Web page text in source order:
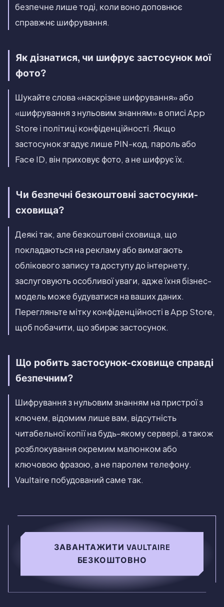
безпечне лише тоді, коли воно доповнює
справжнє шифрування.
Як дізнатися, чи шифрує застосунок мої
фото?
Шукайте слова «наскрізне шифрування» або
«шифрування з нульовим знанням» в описі App
Store і політиці конфіденційності. Якщо
застосунок згадує лише PIN-код, пароль або
Face ID, він приховує фото, а не шифрує їх.
Чи безпечні безкоштовні застосунки-
сховища?
Деякі так, але безкоштовні сховища, що
покладаються на рекламу або вимагають
облікового запису та доступу до інтернету,
заслуговують особливої уваги, адже їхня бізнес-
модель може будуватися на ваших даних.
Перегляньте мітку конфіденційності в App Store,
щоб побачити, що збирає застосунок.
Що робить застосунок-сховище справді
безпечним?
Шифрування з нульовим знанням на пристрої з
ключем, відомим лише вам, відсутність
читабельної копії на будь-якому сервері, а також
розблокування окремим малюнком або
ключовою фразою, а не паролем телефону.
Vaultaire побудований саме так.
ЗАВАНТАЖИТИ VAULTAIRE
БЕЗКОШТОВНО